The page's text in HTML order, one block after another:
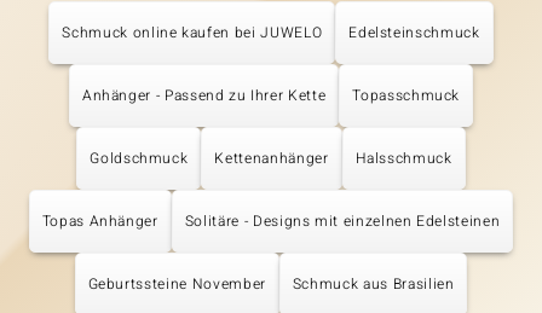
Schmuck online kaufen bei JUWELO Edelsteinschmuck
Anhänger - Passend zu Ihrer Kette Topasschmuck
Goldschmuck Kettenanhänger Halsschmuck
Topas Anhänger Solitäre - Designs mit einzelnen Edelsteinen
Geburtssteine November Schmuck aus Brasilien